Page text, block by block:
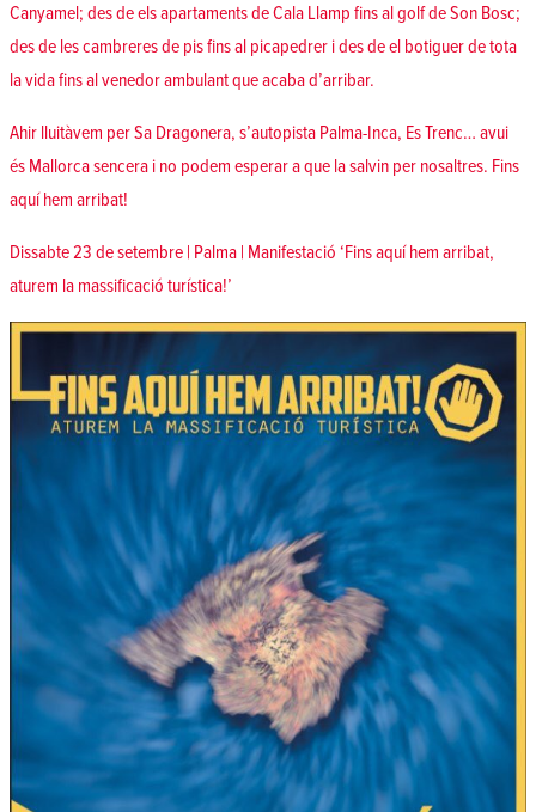
Canyamel; des de els apartaments de Cala Llamp fins al golf de Son Bosc;
des de les cambreres de pis fins al picapedrer i des de el botiguer de tota
la vida fins al venedor ambulant que acaba d’arribar.
Ahir lluitàvem per Sa Dragonera, s’autopista Palma-Inca, Es Trenc… avui
és Mallorca sencera i no podem esperar a que la salvin per nosaltres. Fins
aquí hem arribat!
Dissabte 23 de setembre | Palma | Manifestació ‘Fins aquí hem arribat,
aturem la massificació turística!’